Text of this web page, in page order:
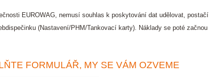
EUROWAG, nemusí souhlas k poskytování dat udělovat, postačí
(Nastavení/PHM/Tankovací karty). Náklady se poté začnou
FORMULÁŘ, MY SE VÁM OZVEME